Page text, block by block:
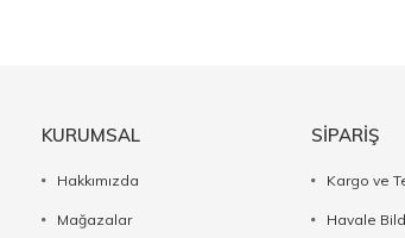
KURUMSAL
Hakkımızda
Mağazalar
SİPARİŞ
Kargo ve
Havale